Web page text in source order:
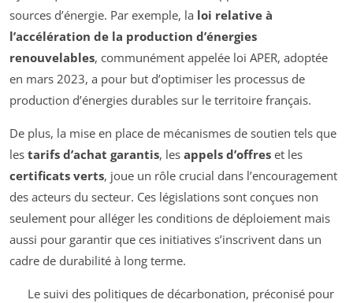
sources d’énergie. Par exemple, la loi relative à
l’accélération de la production d’énergies
renouvelables, communément appelée loi APER, adoptée
en mars 2023, a pour but d’optimiser les processus de
production d’énergies durables sur le territoire français.
De plus, la mise en place de mécanismes de soutien tels que
les tarifs d’achat garantis, les appels d’offres et les
certificats verts, joue un rôle crucial dans l’encouragement
des acteurs du secteur. Ces législations sont conçues non
seulement pour alléger les conditions de déploiement mais
aussi pour garantir que ces initiatives s’inscrivent dans un
cadre de durabilité à long terme.
Le suivi des politiques de décarbonation, préconisé pour